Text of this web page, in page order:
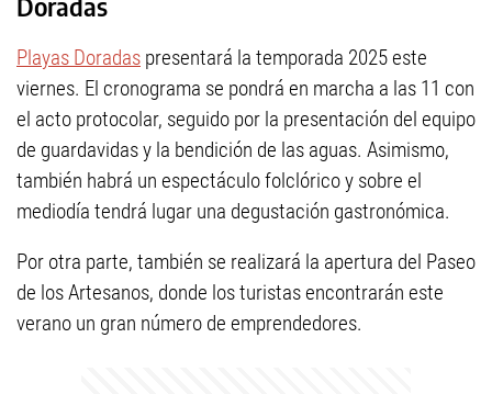
Playas Doradas presentará la temporada 2025 este
viernes. El cronograma se pondrá en marcha a las 11 con
el acto protocolar, seguido por la presentación del equipo
de guardavidas y la bendición de las aguas. Asimismo,
también habrá un espectáculo folclórico y sobre el
mediodía tendrá lugar una degustación gastronómica.
Por otra parte, también se realizará la apertura del Paseo
de los Artesanos, donde los turistas encontrarán este
verano un gran número de emprendedores.